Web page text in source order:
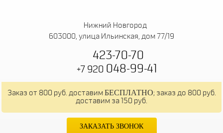
Нижний Новгород
603000, улица Ильинская, дом 77/19
423-70-70
+7 920 048-99-41
Заказ от 800 руб. доставимБЕСПЛАТНО; заказ до 800 руб.
доставим за 150 руб.
ЗАКАЗАТЬ ЗВОНОК